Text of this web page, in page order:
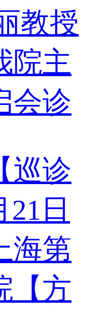
教授
院主
会诊
【巡诊
日
海第
【方